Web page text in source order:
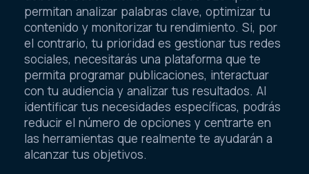
permitan analizar palabras clave, optimizar tu
contenido y monitorizar tu rendimiento. Si, por
el contrario, tu prioridad es gestionar tus redes
sociales, necesitarás una plataforma que te
permita programar publicaciones, interactuar
con tu audiencia y analizar tus resultados. Al
identificar tus necesidades específicas, podrás
reducir el número de opciones y centrarte en
las herramientas que realmente te ayudarán a
alcanzar tus objetivos.